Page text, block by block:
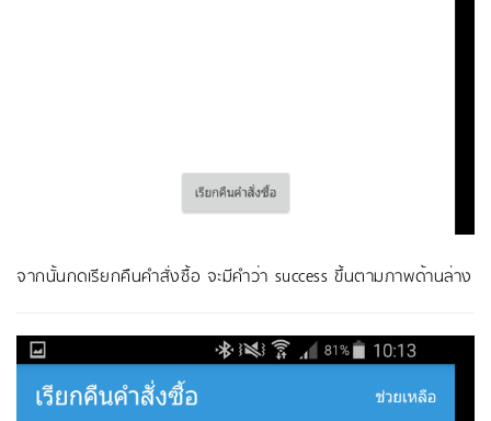
จากนั้นกดเรียกคืนคำสั่งซื้อ จะมีคำว่า success ขึ้นตามภาพด้านล่าง